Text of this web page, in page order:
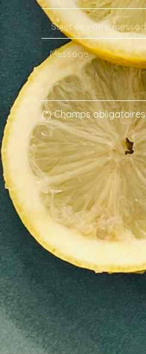
(*) Champs obligatoires